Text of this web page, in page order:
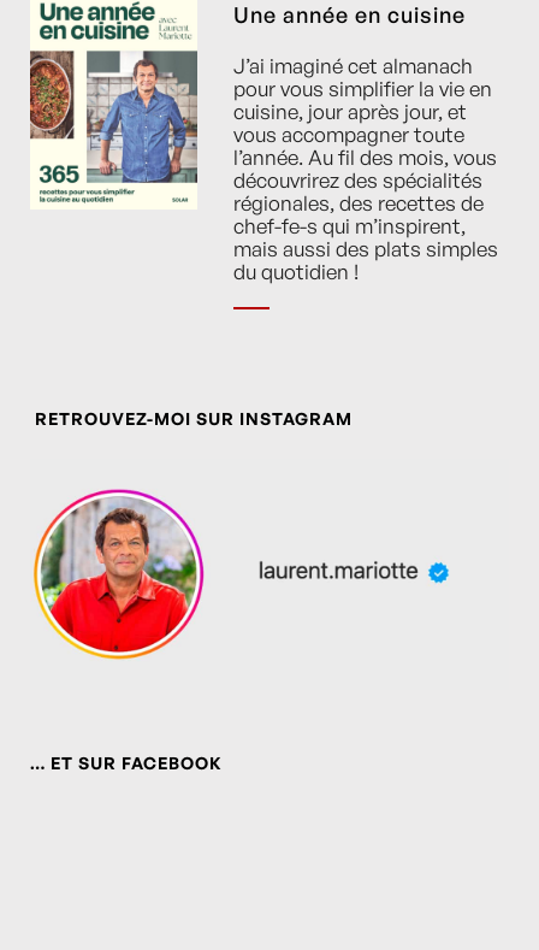
Une année en cuisine
J’ai imaginé cet almanach
pour vous simplifier la vie en
cuisine, jour après jour, et
vous accompagner toute
l’année. Au fil des mois, vous
découvrirez des spécialités
régionales, des recettes de
chef-fe-s qui m’inspirent,
mais aussi des plats simples
du quotidien !
RETROUVEZ-MOI SUR INSTAGRAM
… ET SUR FACEBOOK